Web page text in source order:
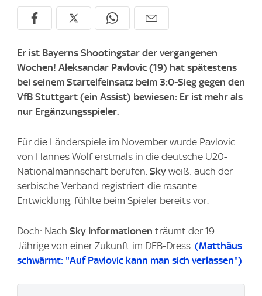
Er ist Bayerns Shootingstar der vergangenen
Wochen! Aleksandar Pavlovic (19) hat spätestens
bei seinem Startelfeinsatz beim 3:0-Sieg gegen den
VfB Stuttgart (ein Assist) bewiesen: Er ist mehr als
nur Ergänzungsspieler.
Für die Länderspiele im November wurde Pavlovic
von Hannes Wolf erstmals in die deutsche U20-
Nationalmannschaft berufen. Sky weiß: auch der
serbische Verband registriert die rasante
Entwicklung, fühlte beim Spieler bereits vor.
Doch: Nach Sky Informationen träumt der 19-
Jährige von einer Zukunft im DFB-Dress. (Matthäus
schwärmt: "Auf Pavlovic kann man sich verlassen")